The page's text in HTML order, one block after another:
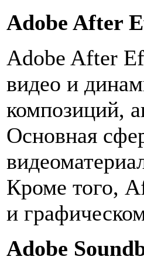
Adobe After
Adobe After
видео и
композиций,
Основная
Кроме того,
и
Adobe